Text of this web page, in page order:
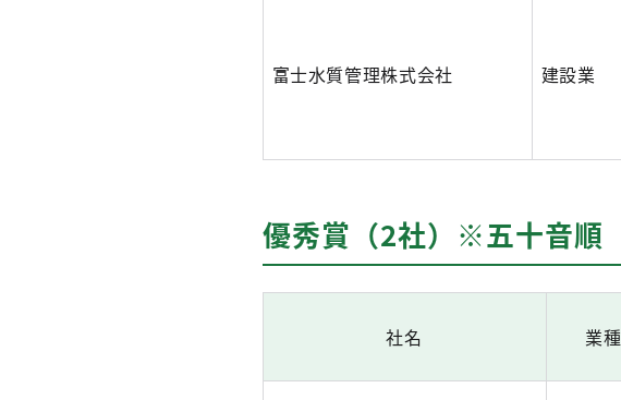
富士水質管理株式会社 建設業
優秀賞（2社）※五十音順
社名 業種